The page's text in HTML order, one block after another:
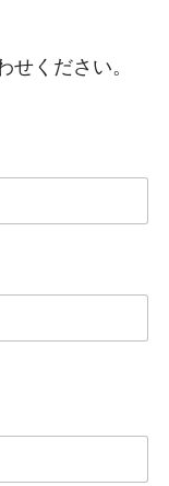
せください。